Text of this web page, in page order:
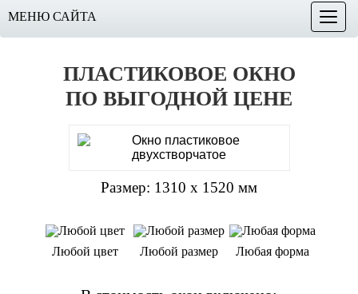
Меню
МЕНЮ САЙТА
ПЛАСТИКОВОЕ ОКНО
ПО ВЫГОДНОЙ ЦЕНЕ
Размер: 1310 х 1520 мм
Любой цвет Любой размер Любая форма